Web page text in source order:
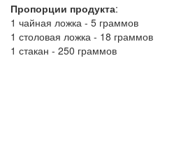
Пропорции продукта:
1 чайная ложка - 5 граммов
1 столовая ложка - 18 граммов
1 стакан - 250 граммов